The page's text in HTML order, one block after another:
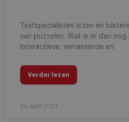
Testspecialisten lezen en
van puzzelen. Wat is er dan nog
interactieve, verrassende en
Verder lezen
30 april 2021